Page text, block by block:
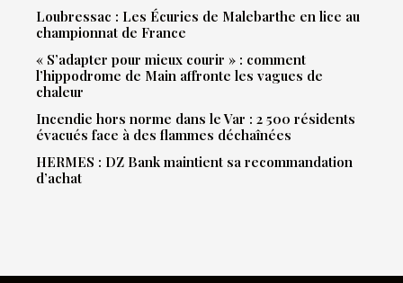
Loubressac : Les Écuries de Malebarthe en lice au
championnat de France
« S’adapter pour mieux courir » : comment
l’hippodrome de Main affronte les vagues de
chaleur
Incendie hors norme dans le Var : 2 500 résidents
évacués face à des flammes déchaînées
HERMES : DZ Bank maintient sa recommandation
d’achat